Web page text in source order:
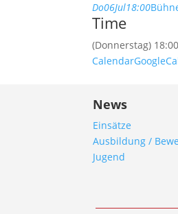
Do06Jul18:00
Time
(Donnerstag) 18:00
Calendar
News
Einsätze
Ausbildung /
Jugend